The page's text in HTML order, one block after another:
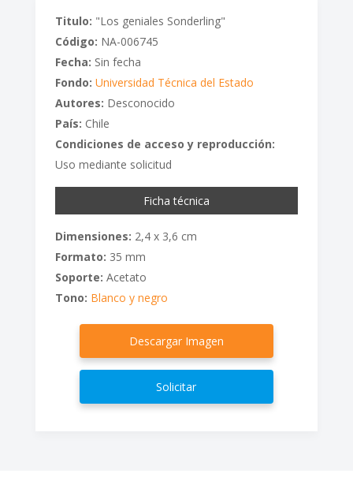
Titulo: "Los geniales Sonderling"
Código: NA-006745
Fecha: Sin fecha
Fondo: Universidad Técnica del Estado
Autores: Desconocido
País: Chile
Condiciones de acceso y reproducción:
Uso mediante solicitud
Ficha técnica
Dimensiones: 2,4 x 3,6 cm
Formato: 35 mm
Soporte: Acetato
Tono: Blanco y negro
Descargar Imagen
Solicitar